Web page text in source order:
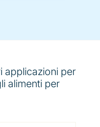
applicazioni per
alimenti per